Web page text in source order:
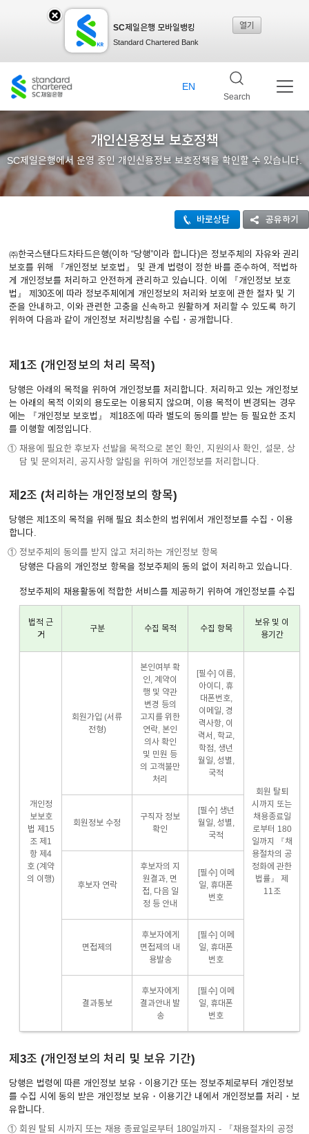
SC제일은행 모바일뱅킹
Standard Chartered Bank
열기
제일
은행
모바
킹레
기
Search
EN
개인신용정보 보호정책
SC제일은행에서 운영 중인 개인신용정보 보호정책을 확인할 수 있습니다.
바로상담 공유하기
㈜한국스탠다드차타드은행(이하 “당행”이라 합니다)은 정보주체의 자유와 권리
보호를 위해 『개인정보 보호법』 및 관계 법령이 정한 바를 준수하여, 적법하
게 개인정보를 처리하고 안전하게 관리하고 있습니다. 이에 『개인정보 보호
법』 제30조에 따라 정보주체에게 개인정보의 처리와 보호에 관한 절차 및 기
준을 안내하고, 이와 관련한 고충을 신속하고 원활하게 처리할 수 있도록 하기
위하여 다음과 같이 개인정보 처리방침을 수립・공개합니다.
제1조 (개인정보의 처리 목적)
당행은 아래의 목적을 위하여 개인정보를 처리합니다. 처리하고 있는 개인정보
는 아래의 목적 이외의 용도로는 이용되지 않으며, 이용 목적이 변경되는 경우
에는 『개인정보 보호법』 제18조에 따라 별도의 동의를 받는 등 필요한 조치
를 이행할 예정입니다.
① 채용에 필요한 후보자 선발을 목적으로 본인 확인, 지원의사 확인, 설문, 상
담 및 문의처리, 공지사항 알림을 위하여 개인정보를 처리합니다.
제2조 (처리하는 개인정보의 항목)
당행은 제1조의 목적을 위해 필요 최소한의 범위에서 개인정보를 수집・이용
합니다.
① 정보주체의 동의를 받지 않고 처리하는 개인정보 항목
당행은 다음의 개인정보 항목을 정보주체의 동의 없이 처리하고 있습니다.
정보주체의 채용활동에 적합한 서비스를 제공하기 위하여 개인정보를 수집
법적 근
거
구분 수집 목적 수집 항목
보유 및 이
용기간
개인정
보보호
법 제15
조 제1
항 제4
호 (계약
의 이행)
회원가입 (서류
전형)
본인여부 확
인, 계약이
행 및 약관
변경 등의
고지를 위한
연락, 본인
의사 확인
및 민원 등
의 고객불만
처리
[필수] 이름,
아이디, 휴
대폰번호,
이메일, 경
력사항, 이
력서, 학교,
학점, 생년
월일, 성별,
국적
회원 탈퇴
시까지 또는
채용종료일
로부터 180
일까지 『채
용절차의 공
정화에 관한
법률』 제
11조
회원정보 수정
구직자 정보
확인
[필수] 생년
월일, 성별,
국적
후보자 연락
후보자의 지
원결과, 면
접, 다음 일
정 등 안내
[필수] 이메
일, 휴대폰
번호
면접제의
후보자에게
면접제의 내
용발송
[필수] 이메
일, 휴대폰
번호
결과통보
후보자에게
결과안내 발
송
[필수] 이메
일, 휴대폰
번호
제3조 (개인정보의 처리 및 보유 기간)
당행은 법령에 따른 개인정보 보유・이용기간 또는 정보주체로부터 개인정보
를 수집 시에 동의 받은 개인정보 보유・이용기간 내에서 개인정보를 처리・보
유합니다.
① 회원 탈퇴 시까지 또는 채용 종료일로부터 180일까지 - 『채용절차의 공정